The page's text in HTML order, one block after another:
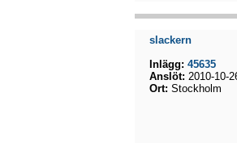
slackern
Inlägg: 45635
Anslöt: 2010-10-
Ort: Stockholm